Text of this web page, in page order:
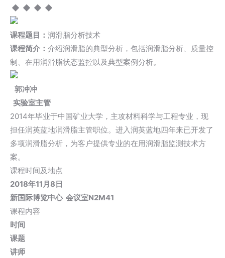
◆ ◆ ◆ ◆
课程题目： 润滑脂分析技术
课程简介： 介绍润滑脂的典型分析，包括润滑脂分析、质量控
制、在用润滑脂状态监控以及典型案例分析。
郭冲冲
实验室主管
2014年毕业于中国矿业大学，主攻材料科学与工程专业，现
担任润英蓝地润滑脂主管职位。进入润英蓝地四年来已开发了
多项润滑脂分析，为客户提供专业的在用润滑脂监测技术方
案。
课程时间及地点
2018年11月8日
新国际博览中心 会议室N2M41
课程内容
时间
课题
讲师